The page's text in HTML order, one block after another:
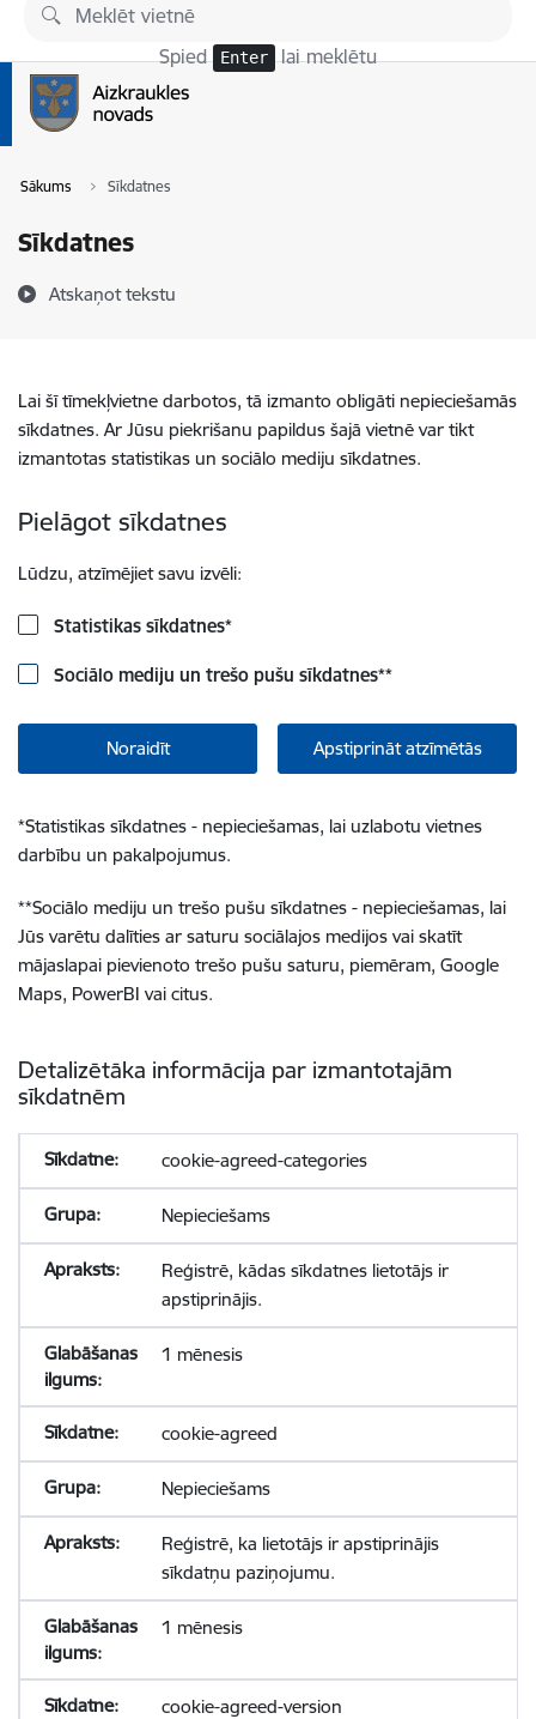
Pāriet uz lapas saturu
Spied Enter lai meklētu
Sākums Sīkdatnes
Sīkdatnes
Atskaņot tekstu
Lai šī tīmekļvietne darbotos, tā izmanto obligāti nepieciešamās
sīkdatnes. Ar Jūsu piekrišanu papildus šajā vietnē var tikt
izmantotas statistikas un sociālo mediju sīkdatnes.
Pielāgot sīkdatnes
Lūdzu, atzīmējiet savu izvēli:
Statistikas sīkdatnes*
Sociālo mediju un trešo pušu sīkdatnes**
Noraidīt Apstiprināt atzīmētās
*Statistikas sīkdatnes - nepieciešamas, lai uzlabotu vietnes
darbību un pakalpojumus.
**Sociālo mediju un trešo pušu sīkdatnes - nepieciešamas, lai
Jūs varētu dalīties ar saturu sociālajos medijos vai skatīt
mājaslapai pievienoto trešo pušu saturu, piemēram, Google
Maps, PowerBI vai citus.
Detalizētāka informācija par izmantotajām
sīkdatnēm
cookie-agreed-categories
Nepieciešams
Reģistrē, kādas sīkdatnes lietotājs ir
apstiprinājis.
1 mēnesis
cookie-agreed
Nepieciešams
Reģistrē, ka lietotājs ir apstiprinājis
sīkdatņu paziņojumu.
1 mēnesis
cookie-agreed-version